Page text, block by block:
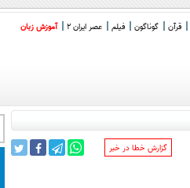
قرآن گوناگون فیلم عصر ایران 2 آموزش زبان
‌گزارش خطا در خبر